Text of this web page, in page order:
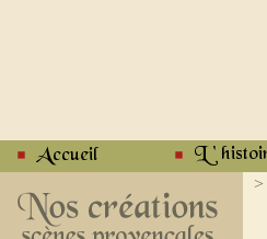
>